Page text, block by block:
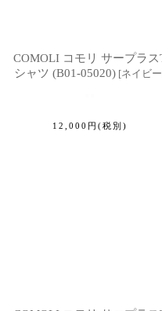
COMOLI コモリ サープラス
シャツ (B01-05020) [ネイビー
12,000 円 (税別)